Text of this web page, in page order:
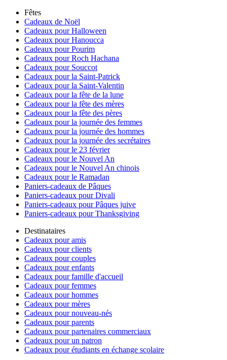
Fêtes
Cadeaux de Noël
Cadeaux pour Halloween
Cadeaux pour Hanoucca
Cadeaux pour Pourim
Cadeaux pour Roch Hachana
Cadeaux pour Souccot
Cadeaux pour la Saint-Patrick
Cadeaux pour la Saint-Valentin
Cadeaux pour la fête de la lune
Cadeaux pour la fête des mères
Cadeaux pour la fête des pères
Cadeaux pour la journée des femmes
Cadeaux pour la journée des hommes
Cadeaux pour la journée des secrétaires
Cadeaux pour le 23 février
Cadeaux pour le Nouvel An
Cadeaux pour le Nouvel An chinois
Cadeaux pour le Ramadan
Paniers-cadeaux de Pâques
Paniers-cadeaux pour Divali
Paniers-cadeaux pour Pâques juive
Paniers-cadeaux pour Thanksgiving
Destinataires
Cadeaux pour amis
Cadeaux pour clients
Cadeaux pour couples
Cadeaux pour enfants
Cadeaux pour famille d'accueil
Cadeaux pour femmes
Cadeaux pour hommes
Cadeaux pour mères
Cadeaux pour nouveau-nés
Cadeaux pour parents
Cadeaux pour partenaires commerciaux
Cadeaux pour un patron
Cadeaux pour étudiants en échange scolaire